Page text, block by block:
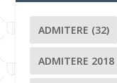
ADMITERE (32)
ADMITERE 2018